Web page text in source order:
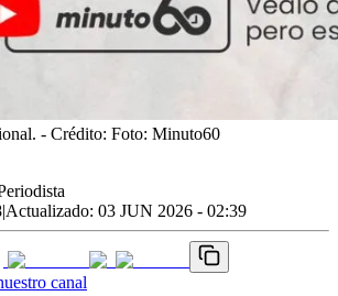
- Crédito: Foto: Minuto60
|Actualizado: 03 JUN 2026 - 02:39
canal